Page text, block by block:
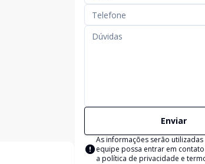
Enviar
As informações serão
equipe possa entrar em
a política de privacidade e